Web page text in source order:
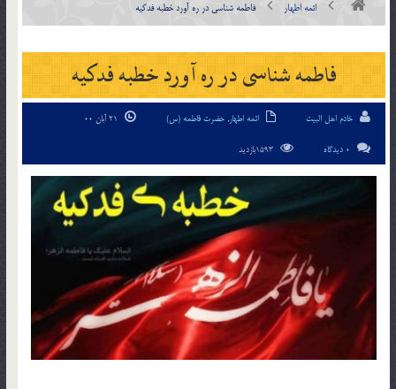
ائمه اطهار فاطمه شناسی در ره آورد خطبه فدکیه
فاطمه شناسی در ره آورد خطبه فدکیه
خادم اهل البیت ائمه اطهار, حضرت فاطمه (س)
0 دیدگاه